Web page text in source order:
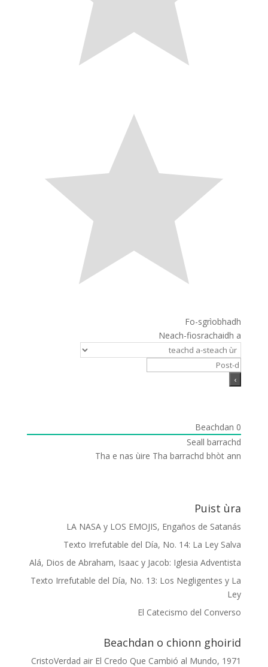
Fo-sgrìobhadh
Neach-fiosrachaidh a
0
Seall barrachd
Tha e nas ùire Tha barrachd bhòt ann
Puist ùra
LA NASA y LOS EMOJIS, Engaños de Satanás
Texto Irrefutable del Día, No. 14: La Ley Salva
Alá, Dios de Abraham, Isaac y Jacob: Iglesia Adventista
Texto Irrefutable del Día, No. 13: Los Negligentes y La
Ley
El Catecismo del Converso
Beachdan o chionn ghoirid
CristoVerdad air El Credo Que Cambió al Mundo, 1971